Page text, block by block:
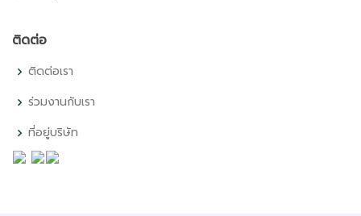
ติดต่อ
ติดต่อเรา
ร่วมงานกับเรา
ที่อยู่บริษัท